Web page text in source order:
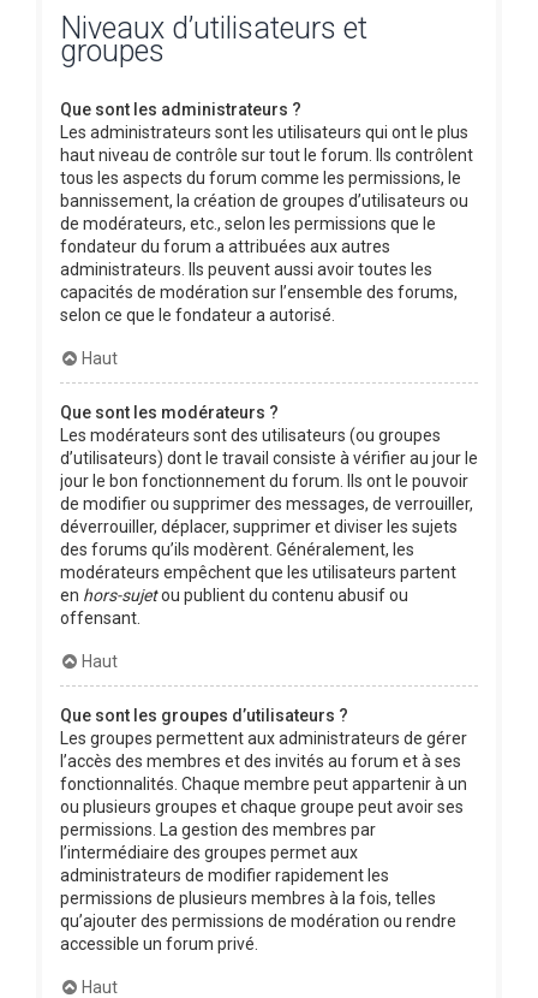
Niveaux d’utilisateurs et
groupes
Que sont les administrateurs ?
Les administrateurs sont les utilisateurs qui ont le plus
haut niveau de contrôle sur tout le forum. Ils contrôlent
tous les aspects du forum comme les permissions, le
bannissement, la création de groupes d’utilisateurs ou
de modérateurs, etc., selon les permissions que le
fondateur du forum a attribuées aux autres
administrateurs. Ils peuvent aussi avoir toutes les
capacités de modération sur l’ensemble des forums,
selon ce que le fondateur a autorisé.
Haut
Que sont les modérateurs ?
Les modérateurs sont des utilisateurs (ou groupes
d’utilisateurs) dont le travail consiste à vérifier au jour le
jour le bon fonctionnement du forum. Ils ont le pouvoir
de modifier ou supprimer des messages, de verrouiller,
déverrouiller, déplacer, supprimer et diviser les sujets
des forums qu’ils modèrent. Généralement, les
modérateurs empêchent que les utilisateurs partent
en hors-sujetou publient du contenu abusif ou
offensant.
Haut
Que sont les groupes d’utilisateurs ?
Les groupes permettent aux administrateurs de gérer
l’accès des membres et des invités au forum et à ses
fonctionnalités. Chaque membre peut appartenir à un
ou plusieurs groupes et chaque groupe peut avoir ses
permissions. La gestion des membres par
l’intermédiaire des groupes permet aux
administrateurs de modifier rapidement les
permissions de plusieurs membres à la fois, telles
qu’ajouter des permissions de modération ou rendre
accessible un forum privé.
Haut